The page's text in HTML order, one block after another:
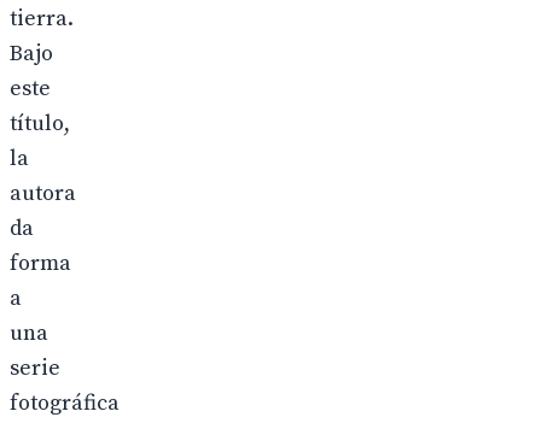
tierra.
Bajo
este
título,
la
autora
da
forma
a
una
serie
fotográfica